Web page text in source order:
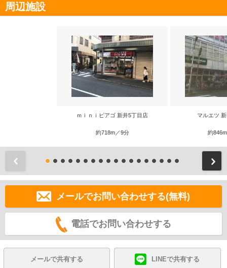
周辺施設
ｍｉｎｉピアゴ 新井5丁目店
約718m／9分
マルエツ
約
メールでお問い合わせする(無料)
電話でお問い合わせする
メールで共有する LINEで共有する